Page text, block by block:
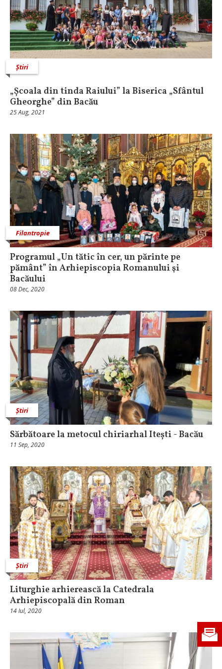
Știri
„Școala din tinda Raiului” la Biserica „Sfântul
Gheorghe” din Bacău
25 Aug, 2021
Filantropie
Programul „Un tătic în cer, un părinte pe
pământ” în Arhiepiscopia Romanului şi
Bacăului
08 Dec, 2020
Știri
Sărbătoare la metocul chiriarhal Itești - Bacău
11 Sep, 2020
Știri
Liturghie arhierească la Catedrala
Arhiepiscopală din Roman
14 Iul, 2020